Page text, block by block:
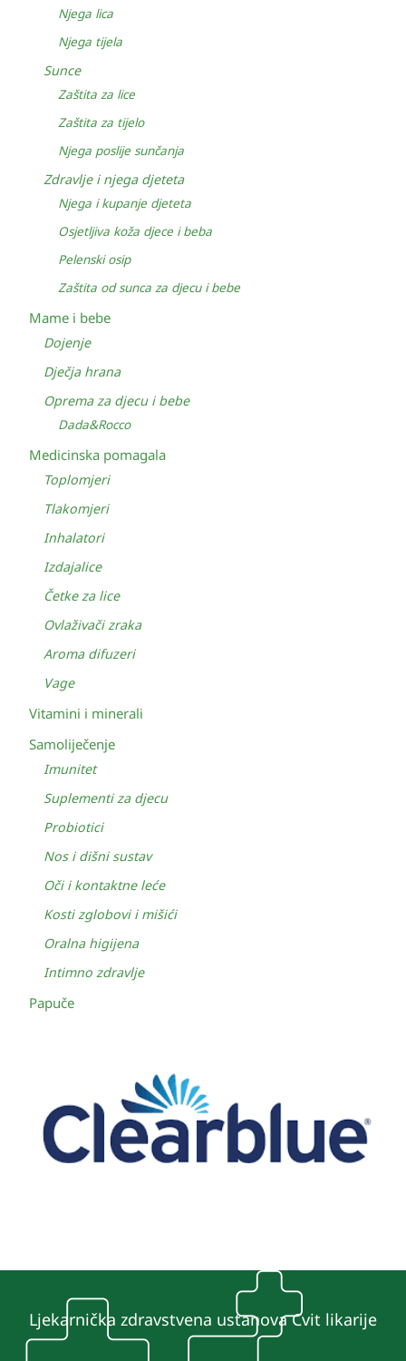
Njega lica
Njega tijela
Sunce
Zaštita za lice
Zaštita za tijelo
Njega poslije sunčanja
Zdravlje i njega djeteta
Njega i kupanje djeteta
Osjetljiva koža djece i beba
Pelenski osip
Zaštita od sunca za djecu i bebe
Mame i bebe
Dojenje
Dječja hrana
Oprema za djecu i bebe
Dada&Rocco
Medicinska pomagala
Toplomjeri
Tlakomjeri
Inhalatori
Izdajalice
Četke za lice
Ovlaživači zraka
Aroma difuzeri
Vage
Vitamini i minerali
Samoliječenje
Imunitet
Suplementi za djecu
Probiotici
Nos i dišni sustav
Oči i kontaktne leće
Kosti zglobovi i mišići
Oralna higijena
Intimno zdravlje
Papuče
Ljekarnička zdravstvena ustanova Cvit likarije